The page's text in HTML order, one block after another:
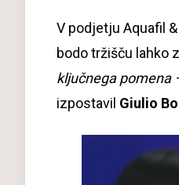
V podjetju Aquafil
bodo tržišču lahko
ključnega pomena
izpostavil Giulio